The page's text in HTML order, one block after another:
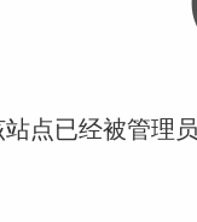
点已经被管理